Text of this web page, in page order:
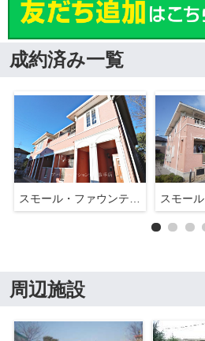
成約済み一覧
周辺施設